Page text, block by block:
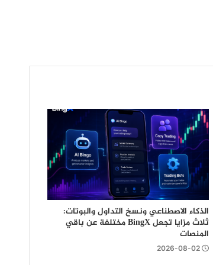
الذكاء الاصطناعي ونسخ التداول والبوتات:
ثلاث مزايا تجعل BingX مختلفة عن باقي
المنصات
2026-08-02